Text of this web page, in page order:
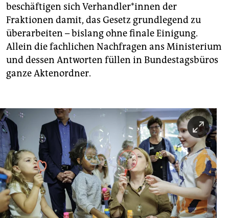
beschäftigen sich Ver­hand­le­r*in­nen der
Fraktionen damit, das Gesetz grundlegend zu
überarbeiten – bislang ohne finale Einigung.
Allein die fachlichen Nachfragen ans Ministerium
und dessen Antworten füllen in Bundestagsbüros
ganze Aktenordner.